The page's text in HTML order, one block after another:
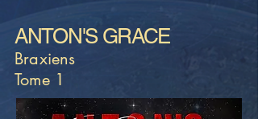
ANTON'S GRACE
Braxiens
Tome 1